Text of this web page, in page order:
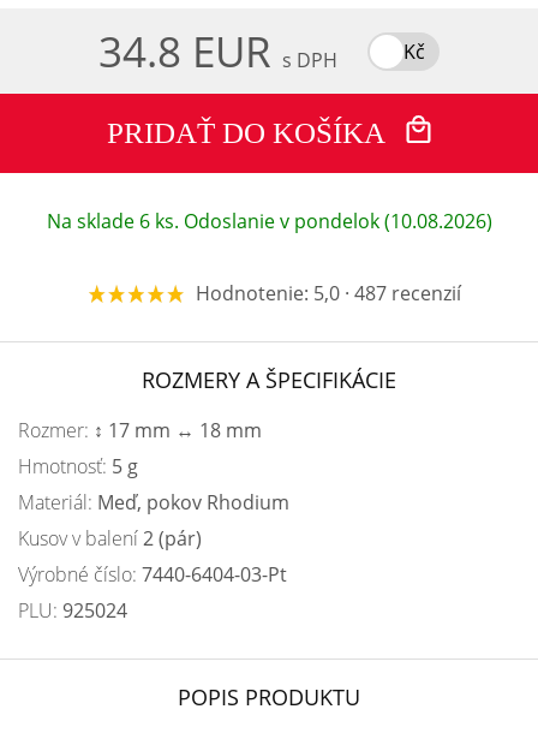
34.8 EUR s DPH Kč
PRIDAŤ DO KOŠÍKA
Na sklade 6 ks. Odoslanie v pondelok (10.08.2026)
Hodnotenie: 5,0 · 487 recenzií
ROZMERY A ŠPECIFIKÁCIE
Rozmer: ↕ 17 mm ↔ 18 mm
Hmotnosť: 5 g
Materiál: Meď, pokov Rhodium
Kusov v balení2 (pár)
Výrobné číslo: 7440-6404-03-Pt
PLU: 925024
POPIS PRODUKTU